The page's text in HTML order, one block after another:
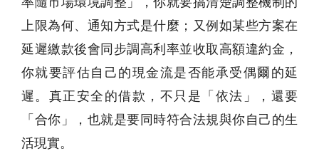
上限為何、通知方式是什麼；又例如某些方案在
延遲繳款後會同步調高利率並收取高額違約金，
你就要評估自己的現金流是否能承受偶爾的延
遲。真正安全的借款，不只是「依法」，還要
「合你」，也就是要同時符合法規與你自己的生
活現實。